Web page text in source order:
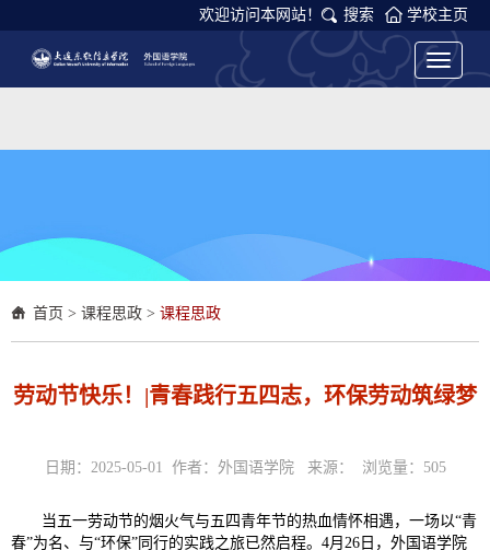
欢迎访问本网站！ 搜索 学校主页
Toggle
首页 > 课程思政 > 课程思政
劳动节快乐！|青春践行五四志，环保劳动筑绿梦
日期：2025-05-01 作者：外国语学院 来源： 浏览量： 505
当五一劳动节的烟火气与五四青年节的热血情怀相遇，一场以“青
春”为名、与“环保”同行的实践之旅已然启程。4月26日，外国语学院